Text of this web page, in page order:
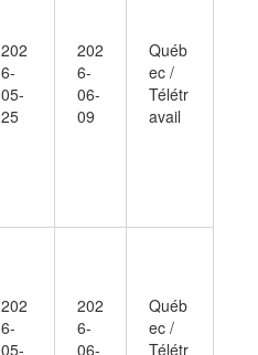
202
6-
05-
25
202
6-
06-
09
Québ
ec /
Télétr
avail
202
6-
05-
202
6-
06-
Québ
ec /
Télétr